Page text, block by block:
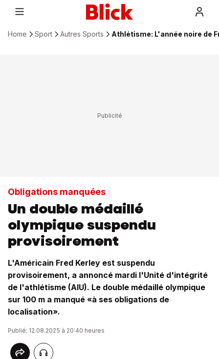
Home Sport Autres Sports Athlétisme: L'année noire de
Obligations manquées
Un double médaillé
olympique suspendu
provisoirement
L'Américain Fred Kerley est suspendu
provisoirement, a annoncé mardi l'Unité d'intégrité
de l'athlétisme (AIU). Le double médaillé olympique
sur 100 m a manqué «à ses obligations de
localisation».
Publié: 12.08.2025 à 20:40 heures